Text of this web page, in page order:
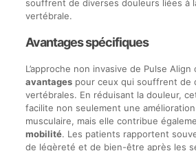
souffrent de diverses douleurs liées à
vertébrale.
Avantages spécifiques
L’approche non invasive de Pulse
avantagespour ceux qui souffrent de
vertébrales. En réduisant la douleur,
facilite non seulement une
musculaire, mais elle contribue
mobilité. Les patients rapportent
de légèreté et de bien-être après les